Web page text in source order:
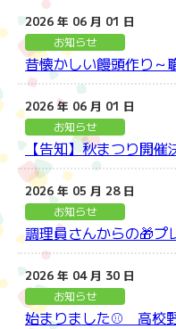
2026 年 06 月 01 日
お知らせ
昔懐かしい饅頭作り～
2026 年 06 月 01 日
お知らせ
【告知】秋まつり開催
2026 年 05 月 28 日
お知らせ
調理員さんからの🎁プ
2026 年 04 月 30 日
お知らせ
始まりました⚾ 高校